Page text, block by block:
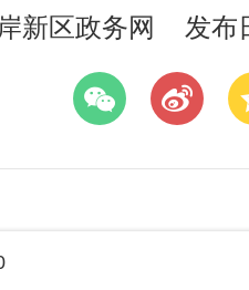
新区政务网 发布